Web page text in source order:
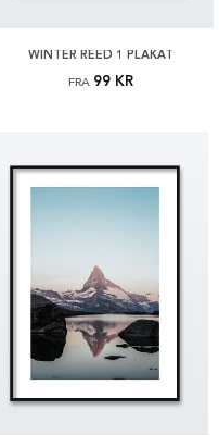
WINTER REED 1 PLAKAT
FRA 99 KR